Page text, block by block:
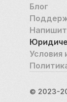
Блог
Условия
© 2023-